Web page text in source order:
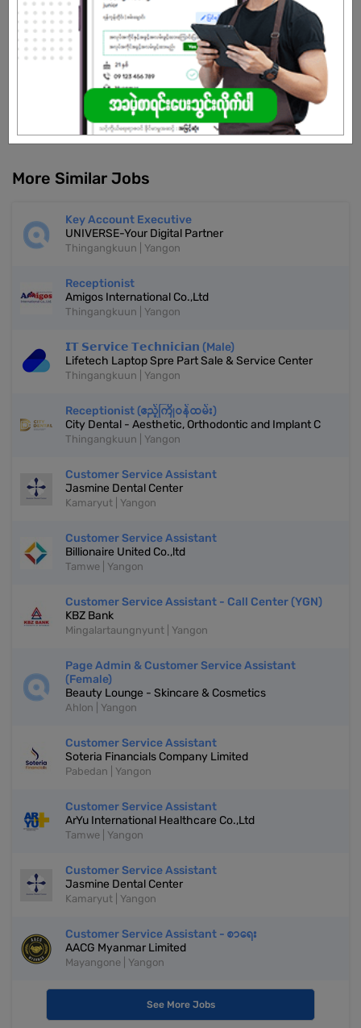
Already Expired
Don't have an account?
REGISTER NOW!
More Similar Jobs
Key Account Executive
UNIVERSE-Your Digital Partner
Thingangkuun | Yangon
Receptionist
Amigos International Co.,Ltd
Thingangkuun | Yangon
𝗜𝗧 𝗦𝗲𝗿𝘃𝗶𝗰𝗲 𝗧𝗲𝗰𝗵𝗻𝗶𝗰𝗶𝗮𝗻 (Male)
Lifetech Laptop Spre Part Sale & Service Center
Thingangkuun | Yangon
Receptionist (ဧည့်ကြိုဝန်ထမ်း)
City Dental - Aesthetic, Orthodontic and Implant C
Thingangkuun | Yangon
Customer Service Assistant
Jasmine Dental Center
Kamaryut | Yangon
Customer Service Assistant
Billionaire United Co.,ltd
Tamwe | Yangon
Customer Service Assistant - Call Center (YGN)
KBZ Bank
Mingalartaungnyunt | Yangon
Page Admin & Customer Service Assistant
(Female)
Beauty Lounge - Skincare & Cosmetics
Ahlon | Yangon
Customer Service Assistant
Soteria Financials Company Limited
Pabedan | Yangon
Customer Service Assistant
ArYu International Healthcare Co.,Ltd
Tamwe | Yangon
Customer Service Assistant
Jasmine Dental Center
Kamaryut | Yangon
Customer Service Assistant - စာရေး
AACG Myanmar Limited
Mayangone | Yangon
See More Jobs